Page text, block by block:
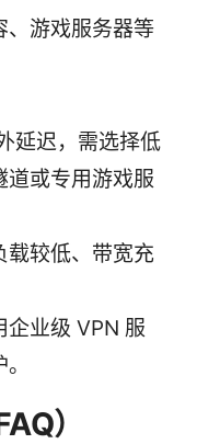
、游戏服务器等
延迟，需选择低
道或专用游戏服
载较低、带宽充
企业级 VPN 服
）